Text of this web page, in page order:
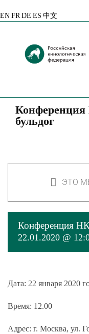
EN FR DE ES 中文
бульдог
ЭТО
Конференция
22.01.2020 @
Дата: 22 января 2020
Время: 12.00
Адрес: г. Москва, ул.